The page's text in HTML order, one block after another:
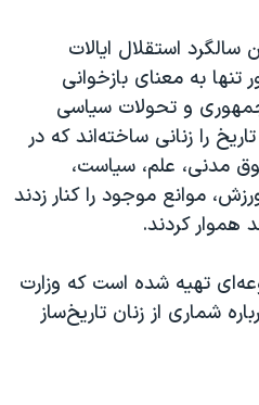
ایران
صلح
استقلال ایالات
تنها به معنای بازخوانی
و تحولات سیاسی
را زنانی ساخته‌اند که در
مدنی، علم، سیاست،
موانع موجود را کنار زدند
هموار کردند.
تهیه شده است که وزارت
شماری از زنان تاریخ‌ساز